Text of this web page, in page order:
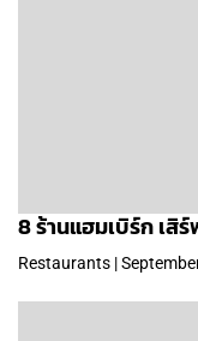
8 ร้านแฮมเบิร์ก เสิ
Restaurants |